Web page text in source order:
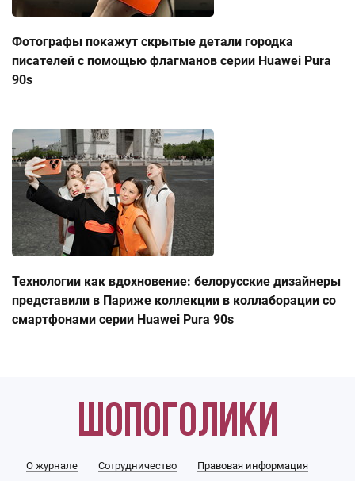
Фотографы покажут скрытые детали городка
писателей с помощью флагманов серии Huawei Pura
90s
Технологии как вдохновение: белорусские дизайнеры
представили в Париже коллекции в коллаборации со
смартфонами серии Huawei Pura 90s
О журнале Сотрудничество Правовая информация